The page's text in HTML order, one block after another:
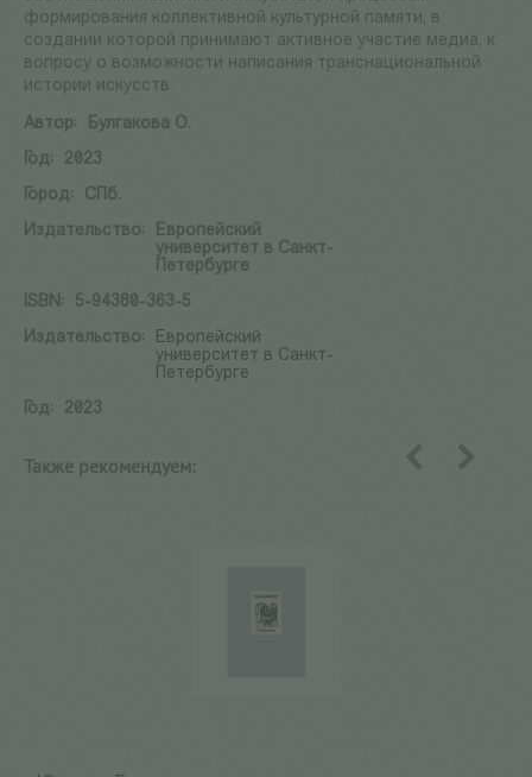
формирования коллективной культурной памяти, в
создании которой принимают активное участие медиа, к
вопросу о возможности написания транснациональной
истории искусств.
Автор:
Булгакова О.
Год:
2023
Город:
СПб.
Издательство:
Европейский
университет в Санкт-
Петербурге
ISBN:
5-94380-363-5
Издательство:
Европейский
университет в Санкт-
Петербурге
Год:
2023
Также рекомендуем: